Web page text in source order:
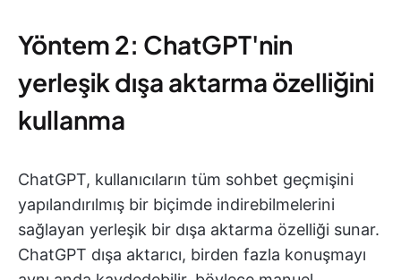
Yöntem 2: ChatGPT'nin
yerleşik dışa aktarma özelliğini
kullanma
ChatGPT, kullanıcıların tüm sohbet geçmişini
yapılandırılmış bir biçimde indirebilmelerini
sağlayan yerleşik bir dışa aktarma özelliği sunar.
ChatGPT dışa aktarıcı, birden fazla konuşmayı